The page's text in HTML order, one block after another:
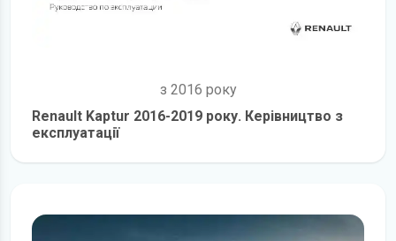
з 2016 року
Renault Kaptur 2016-2019 року. Керівництво з
експлуатації